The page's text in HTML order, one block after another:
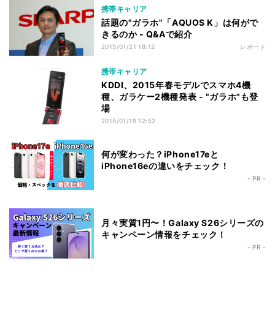
携帯キャリア
話題の"ガラホ"「AQUOS K」は何がで
きるのか - Q&Aで紹介
2015/01/21 18:12 レポート
携帯キャリア
KDDI、2015年春モデルでスマホ4機
種、ガラケー2機種発表 - "ガラホ"も登
場
2015/01/19 12:52
何が変わった？iPhone17eと
iPhone16eの違いをチェック！
- PR -
月々実質1円〜！Galaxy S26シリーズの
キャンペーン情報をチェック！
- PR -